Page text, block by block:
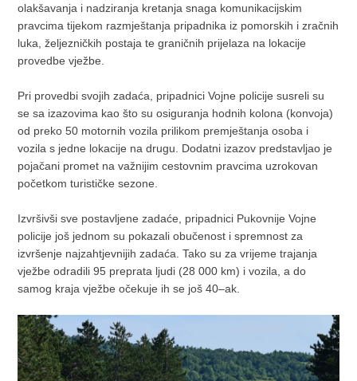
olakšavanja i nadziranja kretanja snaga komunikacijskim
pravcima tijekom razmještanja pripadnika iz pomorskih i zračnih
luka, željezničkih postaja te graničnih prijelaza na lokacije
provedbe vježbe.
Pri provedbi svojih zadaća, pripadnici Vojne policije susreli su
se sa izazovima kao što su osiguranja hodnih kolona (konvoja)
od preko 50 motornih vozila prilikom premještanja osoba i
vozila s jedne lokacije na drugu. Dodatni izazov predstavljao je
pojačani promet na važnijim cestovnim pravcima uzrokovan
početkom turističke sezone.
Izvršivši sve postavljene zadaće, pripadnici Pukovnije Vojne
policije još jednom su pokazali obučenost i spremnost za
izvršenje najzahtjevnijih zadaća. Tako su za vrijeme trajanja
vježbe odradili 95 preprata ljudi (28 000 km) i vozila, a do
samog kraja vježbe očekuje ih se još 40–ak.